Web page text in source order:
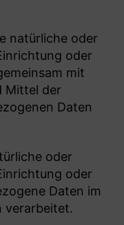
natürliche oder
oder
mit
Mittel der
Daten
oder
oder
Daten im
verarbeitet.